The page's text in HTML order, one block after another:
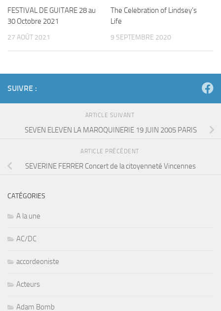
FESTIVAL DE GUITARE 28 au
30 Octobre 2021
27 AOÛT 2021
The Celebration of Lindsey’s
Life
9 SEPTEMBRE 2020
SUIVRE :
ARTICLE SUIVANT
SEVEN ELEVEN LA MAROQUINERIE 19 JUIN 2005 PARIS
ARTICLE PRÉCÉDENT
SEVERINE FERRER Concert de la citoyenneté Vincennes
CATÉGORIES
A la une
AC/DC
accordeoniste
Acteurs
Adam Bomb